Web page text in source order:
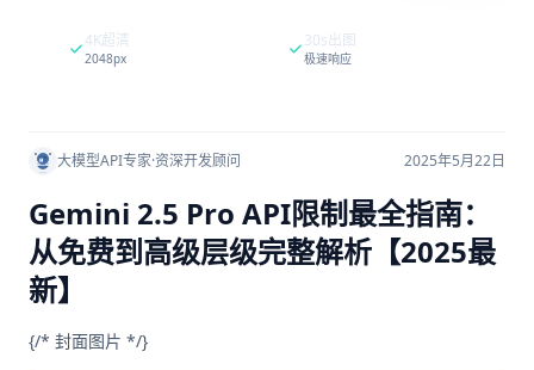
4K超清
2048px
30s出图
极速响应
大模型API专家·资深开发顾问 2025年5月22日
Gemini 2.5 Pro API限制最全指南：
从免费到高级层级完整解析【2025最
新】
{/* 封面图片 */}